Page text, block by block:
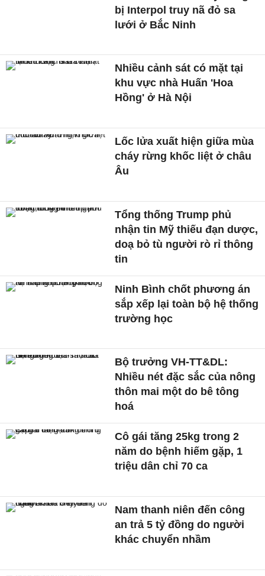
bị Interpol truy nã đỏ sa
lưới ở Bắc Ninh
Nhiều cảnh sát có mặt tại
khu vực nhà Huấn 'Hoa
Hồng' ở Hà Nội
Lốc lửa xuất hiện giữa mùa
cháy rừng khốc liệt ở châu
Âu
Tổng thống Trump phủ
nhận tin Mỹ thiếu đạn dược,
doạ bỏ tù người rò rỉ thông
tin
Ninh Bình chốt phương án
sắp xếp lại toàn bộ hệ thống
trường học
Bộ trưởng VH-TT&DL:
Nhiều nét đặc sắc của nông
thôn mai một do bê tông
hoá
Cô gái tăng 25kg trong 2
năm do bệnh hiếm gặp, 1
triệu dân chỉ 70 ca
Nam thanh niên đến công
an trả 5 tỷ đồng do người
khác chuyển nhầm